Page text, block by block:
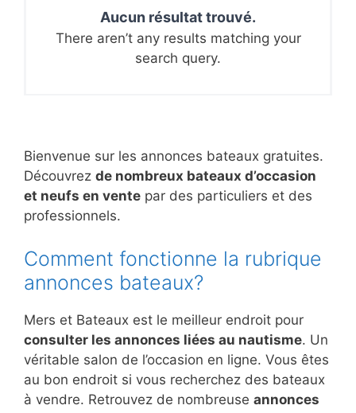
Aucun résultat trouvé.
There aren’t any results matching your
search query.
Bienvenue sur les annonces bateaux gratuites.
Découvrez de nombreux bateaux d’occasion
et neufs en vente par des particuliers et des
professionnels.
Comment fonctionne la rubrique
annonces bateaux?
Mers et Bateaux est le meilleur endroit pour
consulter les annonces liées au nautisme. Un
véritable salon de l’occasion en ligne. Vous êtes
au bon endroit si vous recherchez des bateaux
à vendre. Retrouvez de nombreuse annonces